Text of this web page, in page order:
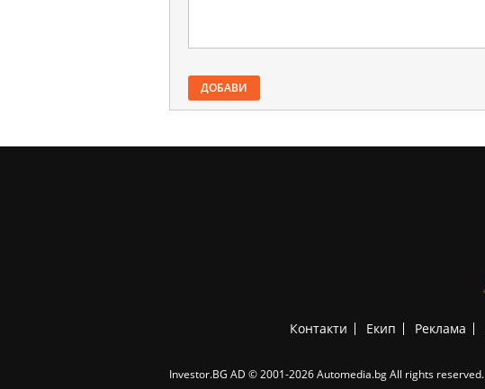
ДОБАВИ
Контакти Екип Реклама
Investor.BG AD © 2001-2026 Automedia.bg All rights reserved.